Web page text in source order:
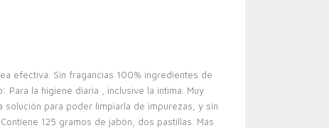
efectiva. Sin fragancias 100% ingredientes de
la higiene diaria , inclusive la íntima. Muy
para poder limpiarla de impurezas, y sin
125 gramos de jabón, dos pastillas. Más